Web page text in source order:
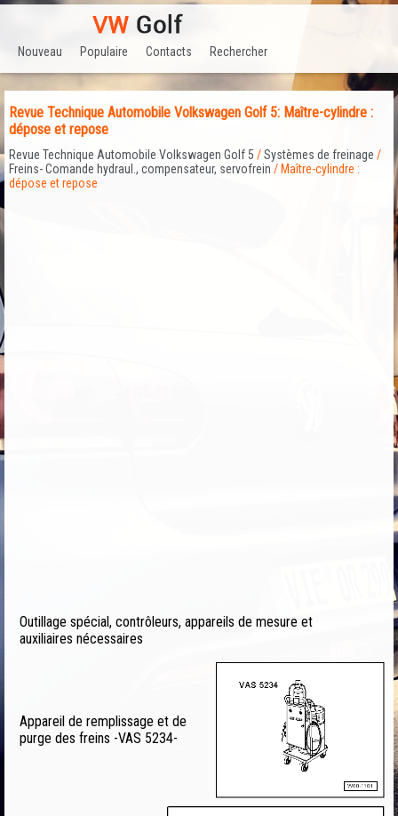
Nouveau Populaire Contacts Rechercher
Revue Technique Automobile Volkswagen Golf 5: Maître-cylindre :
dépose et repose
Revue Technique Automobile Volkswagen Golf 5 /Systèmes de freinage /
Freins- Comande hydraul., compensateur, servofrein / Maître-cylindre :
dépose et repose
Outillage spécial, contrôleurs, appareils de mesure et
auxiliaires nécessaires
Appareil de remplissage et de
purge des freins -VAS 5234-